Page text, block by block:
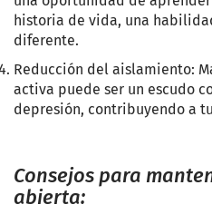
historia de vida, una
diferente.
Reducción del aislamiento:
activa puede ser un escudo
depresión, contribuyendo a
Consejos para
abierta: